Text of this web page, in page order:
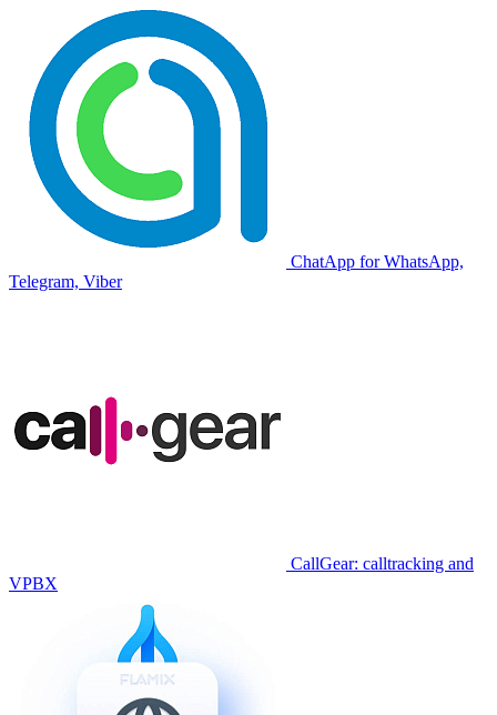
ChatApp for WhatsApp,
Telegram, Viber
CallGear: calltracking and
VPBX